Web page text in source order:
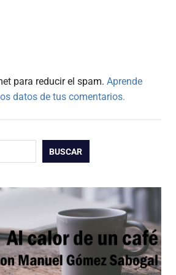
para reducir el spam. Aprende
datos de tus comentarios.
BUSCAR